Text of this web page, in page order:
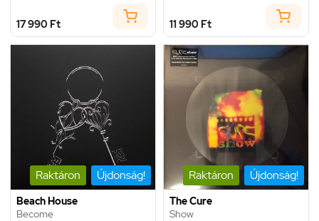
17 990 Ft 11 990 Ft
Raktáron Újdonság!
Beach House
Become
Raktáron Újdonság!
The Cure
Show